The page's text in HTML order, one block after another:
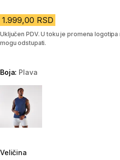
1.999,00 RSD
Uključen PDV. U toku je promena
mogu odstupati.
Boja: Plava
Choose a variant
Veličina